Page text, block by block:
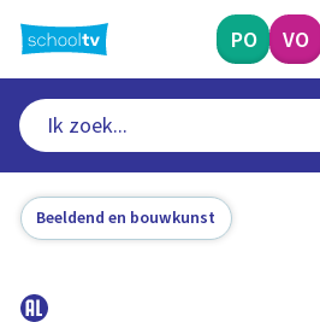
naar
hoofdinhoud
PO VO
Beeldend en bouwkunst